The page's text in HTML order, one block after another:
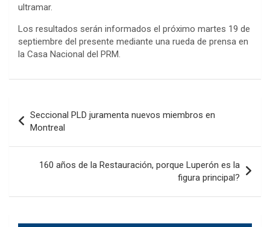
ultramar.
Los resultados serán informados el próximo martes 19 de
septiembre del presente mediante una rueda de prensa en
la Casa Nacional del PRM.
de
entradas
Seccional PLD juramenta nuevos miembros en
Montreal
160 años de la Restauración, porque Luperón es la
figura principal?